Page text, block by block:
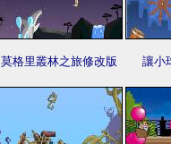
莫格里叢林之旅修改版 讓小